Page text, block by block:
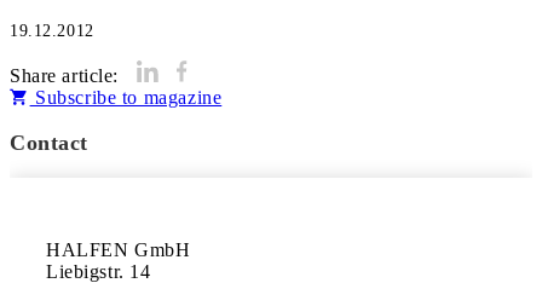
19.12.2012
Share article:
Subscribe to magazine
Contact
HALFEN GmbH
Liebigstr. 14